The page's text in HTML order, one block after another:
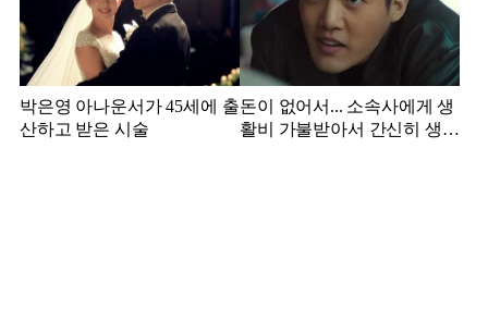
박은영 아나운서가 45세에 출
산하고 받은 시술
돈이 없어서... 소속사에게 생
활비 가불받아서 간신히 생활